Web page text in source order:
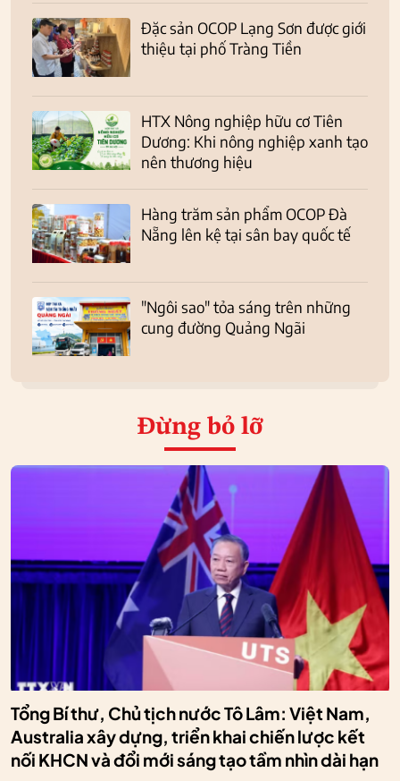
Đặc sản OCOP Lạng Sơn được giới
thiệu tại phố Tràng Tiền
HTX Nông nghiệp hữu cơ Tiên
Dương: Khi nông nghiệp xanh tạo
nên thương hiệu
Hàng trăm sản phẩm OCOP Đà
Nẵng lên kệ tại sân bay quốc tế
"Ngôi sao" tỏa sáng trên những
cung đường Quảng Ngãi
Đừng bỏ lỡ
Tổng Bí thư, Chủ tịch nước Tô Lâm: Việt Nam,
Australia xây dựng, triển khai chiến lược kết
nối KHCN và đổi mới sáng tạo tầm nhìn dài hạn